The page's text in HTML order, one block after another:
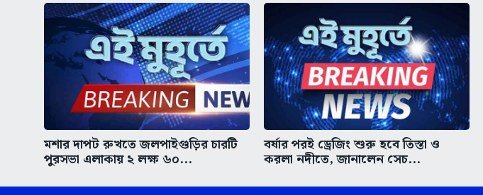
মশার দাপট রুখতে জলপাইগুড়ির চারটি
পুরসভা এলাকায় ২ লক্ষ ৬০...
বর্ষার পরই ড্রেজিং শুরু হবে তিস্তা ও
করলা নদীতে, জানালেন সেচ...